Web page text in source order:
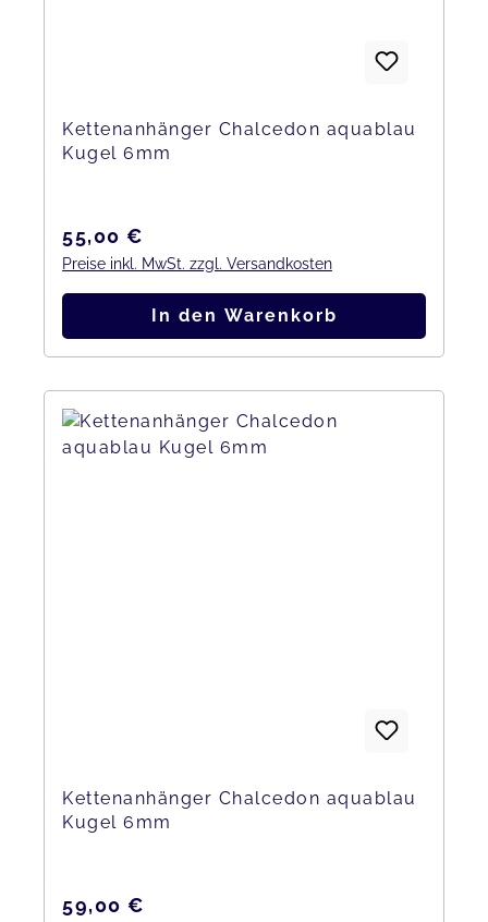
Kettenanhänger Chalcedon aquablau
Kugel 6mm
Regulärer Preis:
55,00 €
Preise inkl. MwSt. zzgl. Versandkosten
In den Warenkorb
Kettenanhänger Chalcedon aquablau
Kugel 6mm
Regulärer Preis:
59,00 €